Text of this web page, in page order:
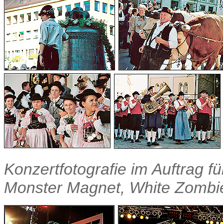
Konzertfotografie im Auftrag
Monster Magnet, White